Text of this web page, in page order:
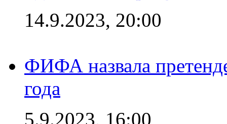
14.9.2023, 20:00
ФИФА назвала
года
5.9.2023, 16:00